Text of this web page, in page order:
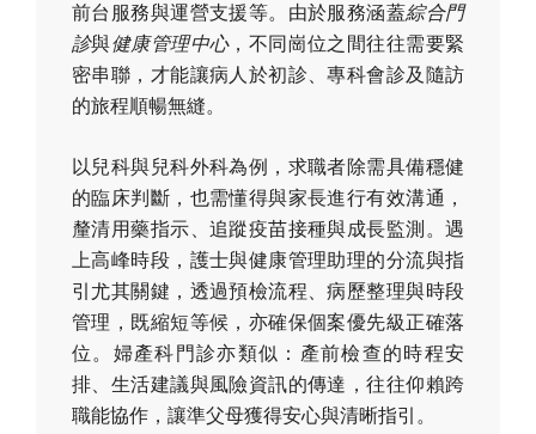
前台服務與運營支援等。由於服務涵蓋綜合門
診與健康管理中心，不同崗位之間往往需要緊
密串聯，才能讓病人於初診、專科會診及隨訪
的旅程順暢無縫。
以兒科與兒科外科為例，求職者除需具備穩健
的臨床判斷，也需懂得與家長進行有效溝通，
釐清用藥指示、追蹤疫苗接種與成長監測。遇
上高峰時段，護士與健康管理助理的分流與指
引尤其關鍵，透過預檢流程、病歷整理與時段
管理，既縮短等候，亦確保個案優先級正確落
位。婦產科門診亦類似：產前檢查的時程安
排、生活建議與風險資訊的傳達，往往仰賴跨
職能協作，讓準父母獲得安心與清晰指引。